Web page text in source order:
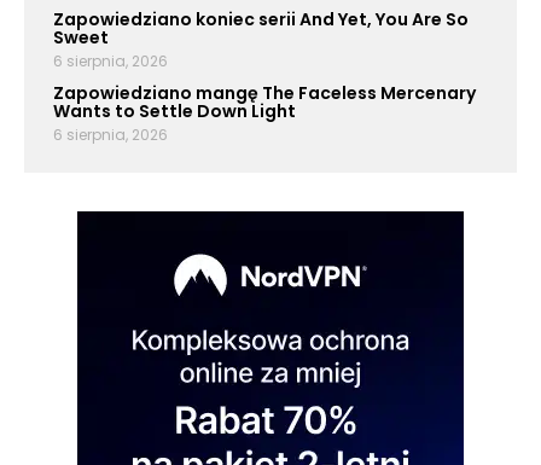
Zapowiedziano koniec serii And Yet, You Are So
Sweet
6 sierpnia, 2026
Zapowiedziano mangę The Faceless Mercenary
Wants to Settle Down Light
6 sierpnia, 2026